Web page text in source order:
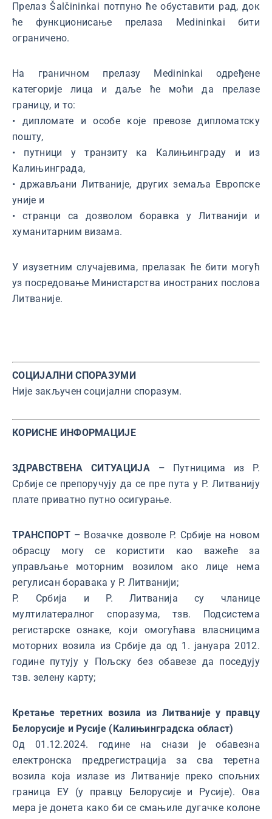
Прелаз Šalčininkai потпуно ће обуставити рад, док
ће функционисање прелаза Medininkai бити
ограничено.
На граничном прелазу Medininkai одређене
категорије лица и даље ће моћи да прелазе
границу, и то:
• дипломате и особе које превозе дипломатску
пошту,
• путници у транзиту ка Калињинграду и из
Калињинграда,
• држављани Литваније, других земаља Европске
уније и
• странци са дозволом боравка у Литванији и
хуманитарним визама.
У изузетним случајевима, прелазак ће бити могућ
уз посредовање Министарства иностраних послова
Литваније.
СОЦИЈАЛНИ СПОРАЗУМИ
Није закључен социјални споразум.
КОРИСНЕ ИНФОРМАЦИЈЕ
ЗДРАВСТВЕНА СИТУАЦИЈА –Путницима из Р.
Србије се препоручују да се пре пута у Р. Литванију
плате приватно путно осигурање.
ТРАНСПОРТ – Возачке дозволе Р. Србије на новом
обрасцу могу се користити као важеће за
управљање моторним возилом ако лице нема
регулисан боравака у Р. Литванији;
Р. Србија и Р. Литванија су чланице
мултилатералног споразума, тзв. Подсистема
регистарске ознаке, који омогућава власницима
моторних возила из Србије да од 1. јануара 2012.
године путују у Пољску без обавезе да поседују
тзв. зелену карту;
Кретање теретних возила из Литваније у правцу
Белорусије и Русије (Калињинградска област)
Од 01.12.2024. године на снази је обавезна
електронска предрегистрација за сва теретна
возила која излазе из Литваније преко спољних
граница ЕУ (у правцу Белорусије и Русије). Ова
мера је донета како би се смањиле дугачке колоне